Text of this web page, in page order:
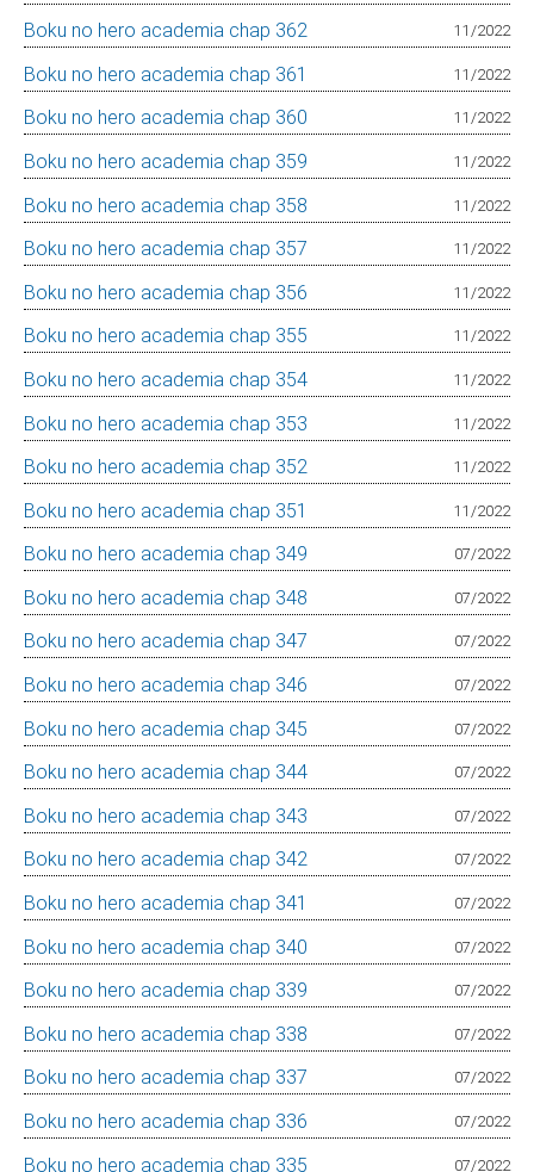
Boku no hero academia chap 362 11/2022
Boku no hero academia chap 361 11/2022
Boku no hero academia chap 360 11/2022
Boku no hero academia chap 359 11/2022
Boku no hero academia chap 358 11/2022
Boku no hero academia chap 357 11/2022
Boku no hero academia chap 356 11/2022
Boku no hero academia chap 355 11/2022
Boku no hero academia chap 354 11/2022
Boku no hero academia chap 353 11/2022
Boku no hero academia chap 352 11/2022
Boku no hero academia chap 351 11/2022
Boku no hero academia chap 349 07/2022
Boku no hero academia chap 348 07/2022
Boku no hero academia chap 347 07/2022
Boku no hero academia chap 346 07/2022
Boku no hero academia chap 345 07/2022
Boku no hero academia chap 344 07/2022
Boku no hero academia chap 343 07/2022
Boku no hero academia chap 342 07/2022
Boku no hero academia chap 341 07/2022
Boku no hero academia chap 340 07/2022
Boku no hero academia chap 339 07/2022
Boku no hero academia chap 338 07/2022
Boku no hero academia chap 337 07/2022
Boku no hero academia chap 336 07/2022
Boku no hero academia chap 335 07/2022